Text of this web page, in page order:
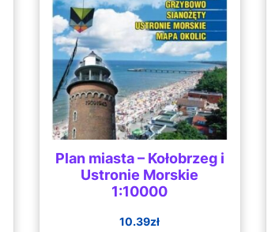
Plan miasta – Kołobrzeg i
Ustronie Morskie
1:10000
10.39zł